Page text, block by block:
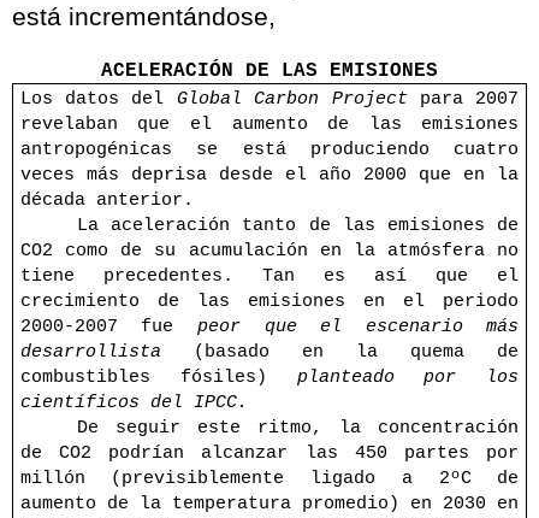
está incrementándose,
ACELERACIÓN DE LAS EMISIONES
Los datos del Global Carbon Project para 2007
revelaban que el aumento de las emisiones
antropogénicas se está produciendo cuatro
veces más deprisa desde el año 2000 que en la
década anterior.
La aceleración tanto de las emisiones de
CO2 como de su acumulación en la atmósfera no
tiene precedentes . Tan es así que el
crecimiento de las emisiones en el periodo
2000-2007 fue peor que el escenario más
desarrollista
(basado en la quema de
combustibles fósiles)
planteado por los
científicos del IPCC.
De seguir este ritmo, la concentración
de CO2 podrían alcanzar las 450 partes por
millón (previsiblemente ligado a 2ºCde
aumento de la temperatura promedio) en 2030 en